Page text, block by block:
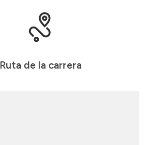
Ruta de la carrera